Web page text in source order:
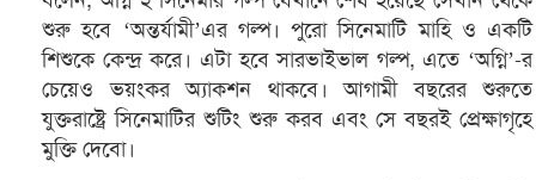
শুরু হবে ‘অন্তর্যামী’এর গল্প। পুরো সিনেমাটি মাহি ও একটি
শিশুকে কেন্দ্র করে। এটা হবে সারভাইভাল গল্প, এতে ‘অগ্নি’-র
চেয়েও ভয়ংকর অ্যাকশন থাকবে। আগামী বছরের শুরুতে
যুক্তরাষ্ট্রে সিনেমাটির শুটিং শুরু করব এবং সে বছরই প্রেক্ষাগৃহে
মুক্তি দেবো।